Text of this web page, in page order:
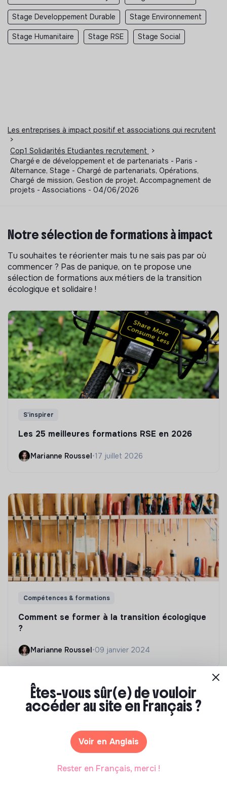
Stage Developpement Durable Stage Environnement
Stage Humanitaire Stage RSE Stage Social
Les entreprises à impact positif et associations qui recrutent
>
Cop1 Solidarités Etudiantes recrutement
>
Chargé·e de développement et de partenariats - Paris -
Alternance, Stage - Chargé de partenariats, Opérations,
Chargé de mission, Gestion de projet, Accompagnement de
projets - Associations - 04/06/2026
Notre sélection de formations à impact
Tu souhaites te réorienter mais tu ne sais pas par où
commencer ? Pas de panique, on te propose une
sélection de formations aux métiers de la transition
écologique et solidaire !
S'inspirer
Les 25 meilleures formations RSE en 2026
Marianne Roussel•17 juillet 2026
Compétences & formations
Comment se former à la transition écologique
?
Marianne Roussel •09 janvier 2024
Êtes-vous sûr(e) de vouloir
accéder au site en Français ?
Voir en Anglais
Rester en Français, merci !